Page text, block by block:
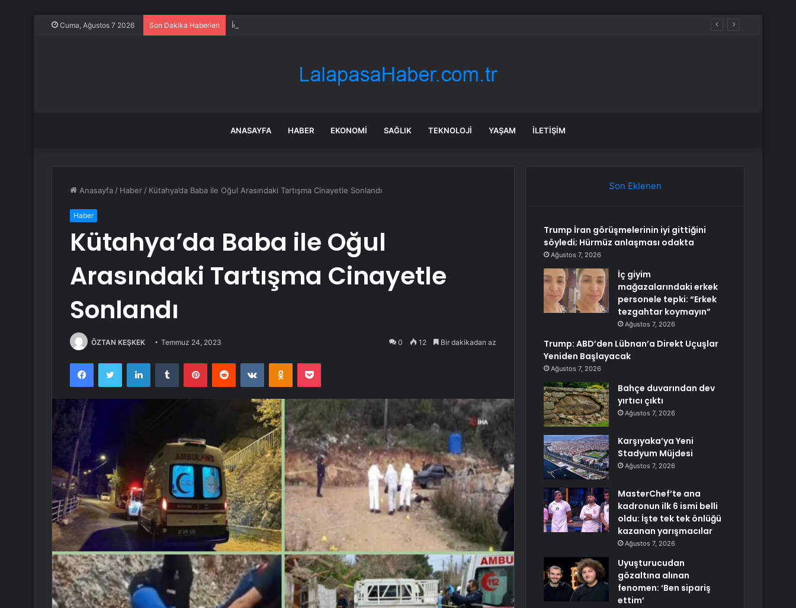
Cuma, Ağustos 7 2026 Son Dakika Haberleri İç giyim mağazalarındaki erkek personele tepki: “Erkek tezgahtar koymayın”
ANASAYFA HABER EKONOMI SAĞLIK TEKNOLOJI YAŞAM İLETIŞIM
Anasayfa / Haber / Kütahya’da Baba ile Oğul Arasındaki Tartışma Cinayetle Sonlandı
Haber
Kütahya’da Baba ile Oğul
Arasındaki Tartışma Cinayetle
Sonlandı
ÖZTAN KEŞKEK Temmuz 24, 2023 0 12 Bir dakikadan az
FacebookTwitter LinkedInTumblr PinterestReddit VKontakteOdnoklassniki
Pocket
Son Eklenen
Trump İran görüşmelerinin iyi gittiğini
söyledi; Hürmüz anlaşması odakta
Ağustos 7, 2026
İç giyim
mağazalarındaki erkek
personele tepki: “Erkek
tezgahtar koymayın”
Ağustos 7, 2026
Trump: ABD’den Lübnan’a Direkt Uçuşlar
Yeniden Başlayacak
Ağustos 7, 2026
Bahçe duvarından dev
yırtıcı çıktı
Ağustos 7, 2026
Karşıyaka’ya Yeni
Stadyum Müjdesi
Ağustos 7, 2026
MasterChef’te ana
kadronun ilk 6 ismi belli
oldu: İşte tek tek önlüğü
kazanan yarışmacılar
Ağustos 7, 2026
Uyuşturucudan
gözaltına alınan
fenomen: ‘Ben sipariş
ettim’